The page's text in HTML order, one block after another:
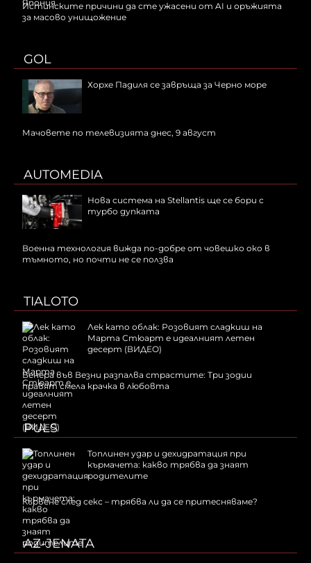
Истинските причини да сте ужасени от AI и оръжията
за масово унищожение
GOL
Хорхе Падиля се завръща за Черно море
Мачовете по телевизията днес, 9 август
AUTOMEDIA
Нова система на Stellantis ще се бори с
турбо дупката
Военна технология вижда по-добре от човешко око в
тъмното, но почти не се ползва
TIALOTO
Лек като облак: Розовият сладкиш на
Марта Стюарт е идеалният летен
десерт (ВИДЕО)
Венера във Везни разпалва страстите: Три зодии
правят смела крачка в любовта
PULS
Топлинен удар и дехидратация при
кърмачета: какво трябва да знаят
родителите
Кървене след секс – трябва ли да се притесняваме?
AZ-JENATA